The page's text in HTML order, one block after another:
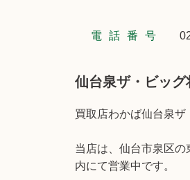
電話番号
仙台泉ザ・ビッ
買取店わかば仙台泉
当店は、仙台市泉区
内にて営業中です。